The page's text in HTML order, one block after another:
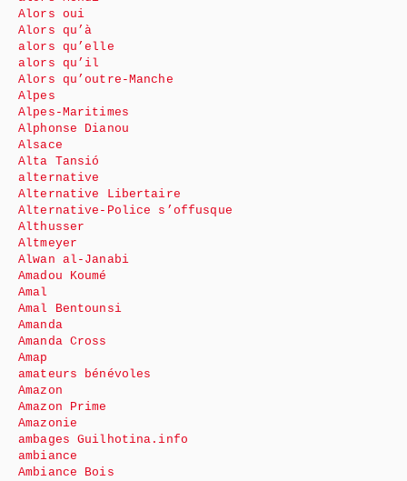
Alors oui
Alors qu’à
alors qu’elle
alors qu’il
Alors qu’outre-Manche
Alpes
Alpes-Maritimes
Alphonse Dianou
Alsace
Alta Tansió
alternative
Alternative Libertaire
Alternative-Police s’offusque
Althusser
Altmeyer
Alwan al-Janabi
Amadou Koumé
Amal
Amal Bentounsi
Amanda
Amanda Cross
Amap
amateurs bénévoles
Amazon
Amazon Prime
Amazonie
ambages Guilhotina.info
ambiance
Ambiance Bois